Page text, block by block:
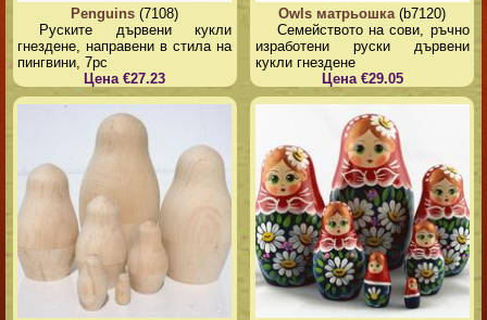
Penguins (7108)
Руските дървени кукли
гнездене, направени в стила на
пингвини, 7pc
Цена €27.23
Owls матрьошка(b7120)
Семейството на сови, ръчно
изработени руски дървени
кукли гнездене
Цена €29.05